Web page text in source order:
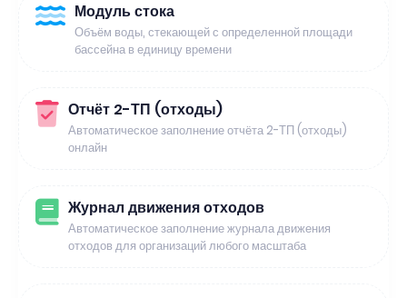
Модуль стока
Объём воды, стекающей с определенной площади
бассейна в единицу времени
Отчёт 2-ТП (отходы)
Автоматическое заполнение отчёта 2-ТП (отходы)
онлайн
Журнал движения отходов
Автоматическое заполнение журнала движения
отходов для организаций любого масштаба